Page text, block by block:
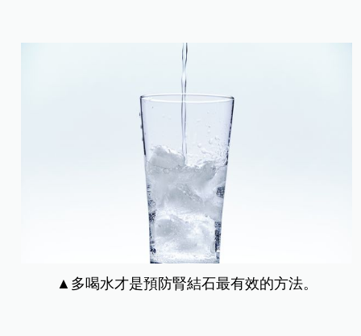
▲多喝水才是預防腎結石最有效的方法。